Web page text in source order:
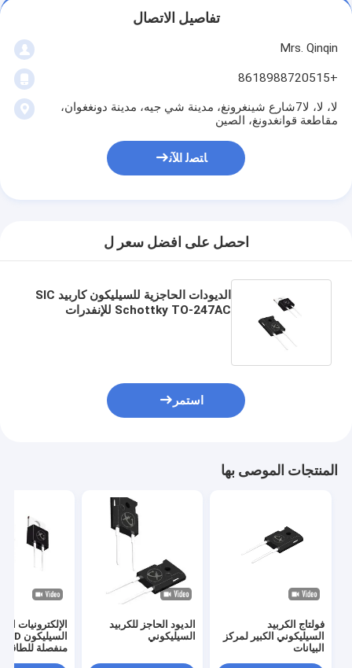
تفاصيل الاتصال
Mrs. Qinqin
+8618988720515
لا، لا، لا7شارع شينغرونغ، مدينة شي جيه، مدينة دونغغوان،
مقاطعة قوانغدونغ، الصين
ﺎﺘﺼﻟ ﺍﻶﻧ
احصل على افضل سعر ل
الديودات الحاجزية للسيليكون كاربيد SIC
Schottky TO-247AC للإنفدرات
استمر
المنتجات الموصى بها
فولتاج الكربيد
السيليكوني الكبير لمركز
البيانات
الديود الحاجز للكربيد
السيليكوني
الإلكترونيات
منفصلة للطاقة